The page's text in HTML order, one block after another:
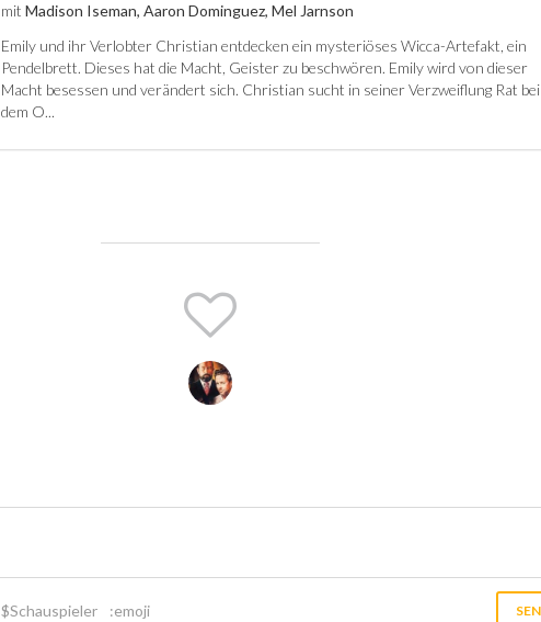
mit Madison Iseman, Aaron Dominguez, Mel Jarnson
Emily und ihr Verlobter Christian entdecken ein mysteriöses Wicca-Artefakt, ein
Pendelbrett. Dieses hat die Macht, Geister zu beschwören. Emily wird von dieser
Macht besessen und verändert sich. Christian sucht in seiner Verzweiflung Rat bei
dem O...
$Schauspieler :emoji